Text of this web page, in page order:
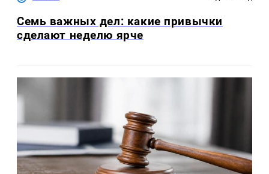
Семь важных дел: какие привычки
сделают неделю ярче